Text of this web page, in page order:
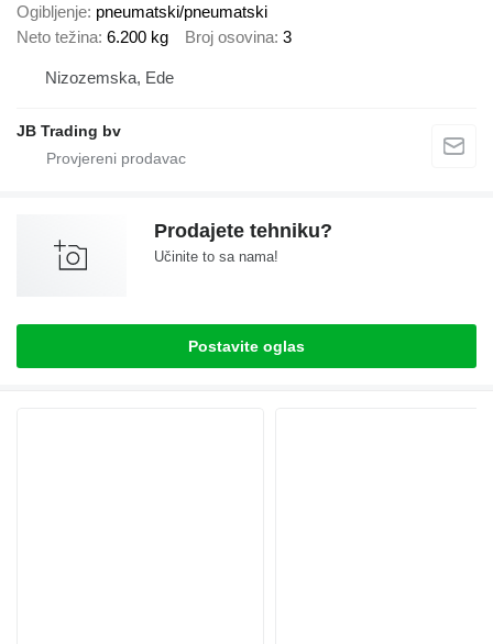
Ogibljenje pneumatski/pneumatski
Neto težina 6.200 kg Broj osovina 3
Nizozemska, Ede
JB Trading bv
Prodajete tehniku?
Učinite to sa nama!
Postavite oglas